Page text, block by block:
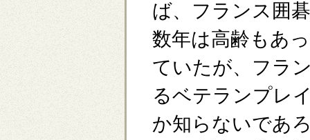
ば、フランス囲
数年は高齢もあ
ていたが、フラ
るベテランプレ
か知らないであ